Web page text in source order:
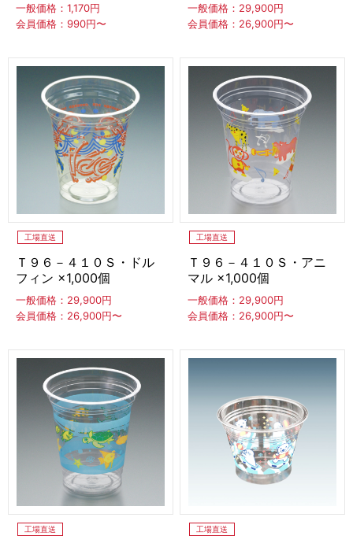
練乳・コンデンスミルク
ギフト
カップ・カトラリー（スプーン他）
スプーン
その他カトラリー（フォーク他）
ストロースプーンストロー
ディッシャー スパチュラ（アイスヘラ）
卓上冷凍庫 スライド型冷凍庫
チェスト型冷凍庫
販促アイテム
台湾かき氷「Snow-kiss（スノーキッス）」
その他の店舗用品・厨房備品
一般価格：1,170円
会員価格：990円〜
一般価格：29,900円
会員価格：26,900円〜
工場直送
Ｔ９６－４１０Ｓ・ドル
フィン ×1,000個
一般価格：29,900円
会員価格：26,900円〜
工場直送
Ｔ９６－４１０Ｓ・アニ
マル ×1,000個
一般価格：29,900円
会員価格：26,900円〜
工場直送 工場直送